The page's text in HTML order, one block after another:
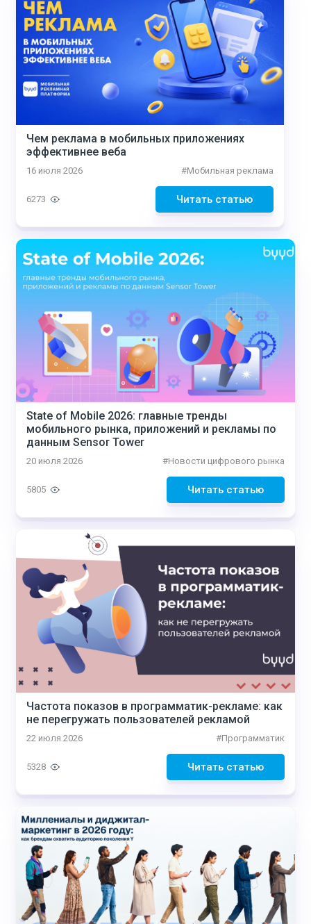
Чем реклама в мобильных приложениях
эффективнее веба
16 июля 2026 #Мобильная реклама
Читать статью
6273
State of Mobile 2026: главные тренды
мобильного рынка, приложений и рекламы по
данным Sensor Tower
20 июля 2026 #Новости цифрового рынка
Читать статью
5805
Частота показов в программатик-рекламе: как
не перегружать пользователей рекламой
22 июля 2026 #Программатик
Читать статью
5328